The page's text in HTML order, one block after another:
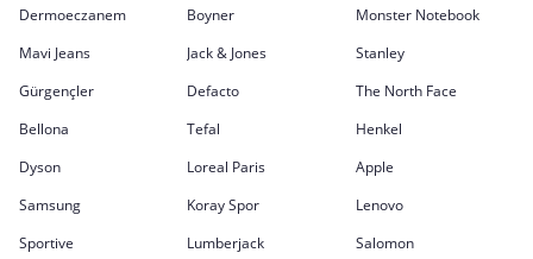
Dermoeczanem
Boyner
Monster Notebook
Mavi Jeans
Jack & Jones
Stanley
Gürgençler
Defacto
The North Face
Bellona
Tefal
Henkel
Dyson
Loreal Paris
Apple
Samsung
Koray Spor
Lenovo
Sportive
Lumberjack Salomon